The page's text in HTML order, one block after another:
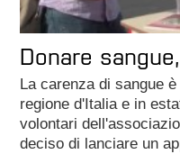
Donare
La carenza di sangue
regione d'Italia e in
volontari
deciso di lanciare un